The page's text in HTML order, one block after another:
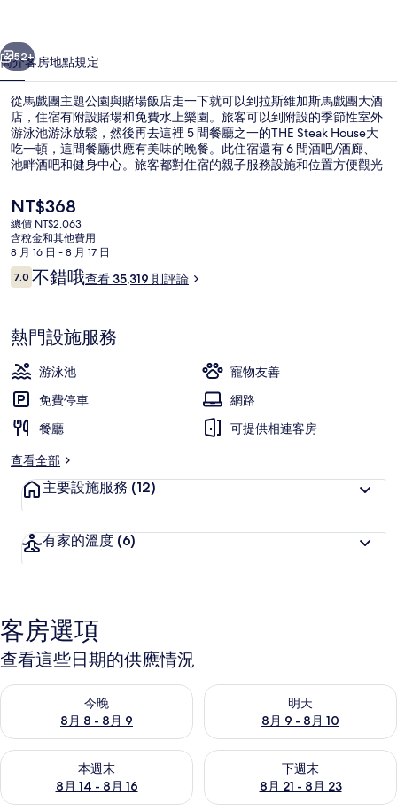
與
賭
場
飯
店
的
相
片
集
個 下一個
52+
簡介客房地點規定
從馬戲團主題公園與賭場飯店走一下就可以到拉斯維加斯馬戲團大酒
店，住宿有附設賭場和免費水上樂園。旅客可以到附設的季節性室外
游泳池游泳放鬆，然後再去這裡 5 間餐廳之一的THE Steak House大
吃一頓，這間餐廳供應有美味的晚餐。此住宿還有 6 間酒吧/酒廊、
池畔酒吧和健身中心。旅客都對住宿的親子服務設施和位置方便觀光
車站只要 14 分鐘。
目
前
的
價
格
是
NT$368
總價 NT$2,063
含稅金和其他費用
8 月 16 日 - 8 月 17 日
評
論
7.07.0 分，滿分 10 分，
不錯哦查看 35,319 則評論
熱門設施服務
游泳池
寵物友善
免費停車
網路
餐廳
可提供相連客房
查看全部
主要設施服務 (12)
有家的溫度 (6)
客房選項
查看這些日期的供應情況
今晚
8月 8 - 8月 9
查看今晚 (8月 8 - 8月 9) 的供應情況
明天
8月 9 - 8月 10
查看明天 (8月 9 - 8月 10) 的供
本週末
8月 14 - 8月 16
查看本週末 (8月 14 - 8月 16) 的供應情況
下週末
8月 21 - 8月 23
查看下週末 (8月 21 - 8月 23)